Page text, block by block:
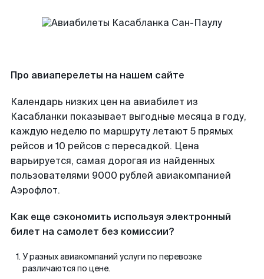
Про авиаперелеты на нашем сайте
Календарь низких цен на авиабилет из
Касабланки показывает выгодные месяца в году,
каждую неделю по маршруту летают 5 прямых
рейсов и 10 рейсов с пересадкой. Цена
варьируется, самая дорогая из найденных
пользователями 9000 рублей авиакомпанией
Аэрофлот.
Как еще сэкономить используя электронный
билет на самолет без комиссии?
У разных авиакомпаний услуги по перевозке
различаются по цене.